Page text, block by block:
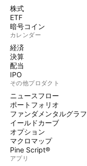
株式
ETF
暗号コイン
カレンダー
経済
決算
配当
IPO
その他プロダクト
ニュースフロー
ポートフォリオ
ファンダメンタルグラフ
イールドカーブ
オプション
マクロマップ
Pine Script®
アプリ